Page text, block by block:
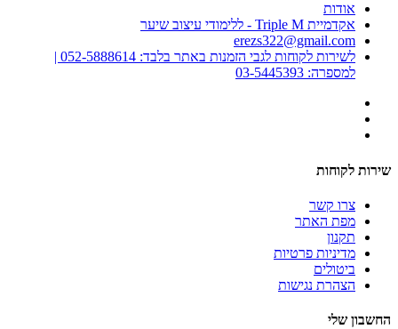
אודות
אקדמיית Triple M - ללימודי עיצוב שיער
erezs322@gmail.com
למספרה: 03-5445393
שירות לקוחות
צרו קשר
מפת האתר
תקנון
מדיניות פרטיות
ביטולים
הצהרת נגישות
החשבון שלי